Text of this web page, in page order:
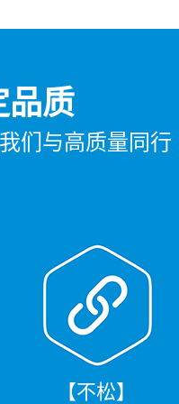
品质
们与高质量同行
【不松】